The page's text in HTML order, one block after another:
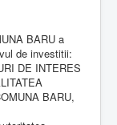
BARU a
de investitii:
DE INTERES
BARU,